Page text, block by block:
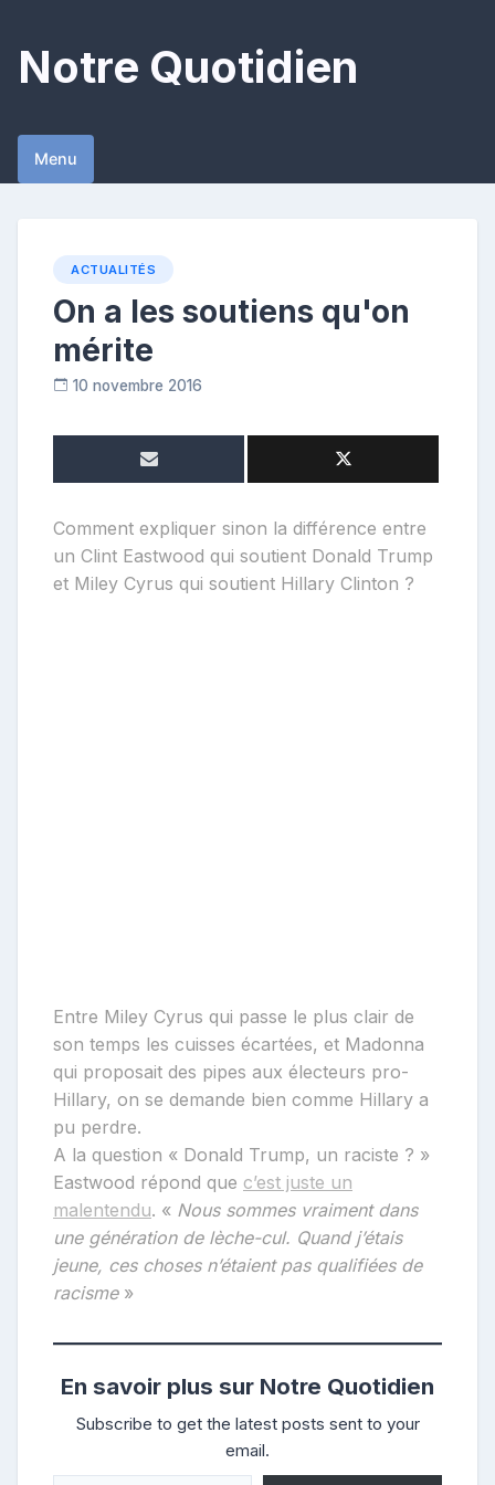
content
Notre Quotidien
Menu
ACTUALITÉS
On a les soutiens qu'on
mérite
10 novembre 2016
o
i
t
Comment expliquer sinon la différence entre
un Clint Eastwood qui soutient Donald Trump
et Miley Cyrus qui soutient Hillary Clinton ?
Entre Miley Cyrus qui passe le plus clair de
son temps les cuisses écartées, et Madonna
qui proposait des pipes aux électeurs pro-
Hillary, on se demande bien comme Hillary a
pu perdre.
A la question « Donald Trump, un raciste ? »
Eastwood répond que c’est juste un
malentendu. « Nous sommes vraiment dans
une génération de lèche-cul. Quand j’étais
jeune, ces choses n’étaient pas qualifiées de
racisme»
En savoir plus sur Notre Quotidien
Subscribe to get the latest posts sent to your
email.
Saisissez votre adresse e-mail…